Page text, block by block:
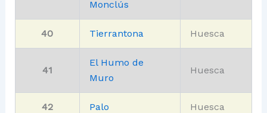
Monclús
40 Tierrantona Huesca
41
El Humo de
Muro
Huesca
42 Palo Huesca